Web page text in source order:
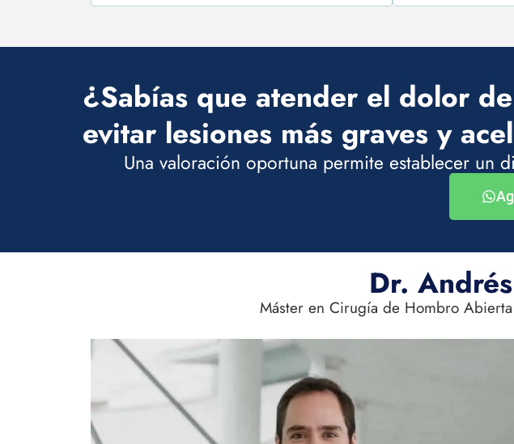
¿Sabías que atender el dolor
evitar lesiones más graves y
Una valoración oportuna permite establecer un
Dr.
Máster en Cirugía de Hombro